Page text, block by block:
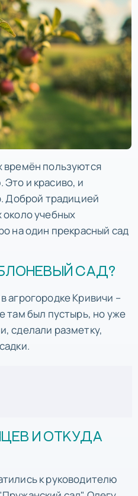
времён пользуются
и красиво, и
Доброй традицией
около учебных
на один прекрасный сад
САД?
агрогородке Кривичи –
там был пустырь, но уже
сделали разметку,
И ОТКУДА
к руководителю